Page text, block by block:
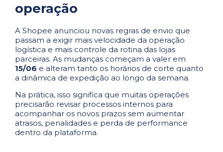
operação
A Shopee anunciou novas regras de envio que
passam a exigir mais velocidade da operação
logística e mais controle da rotina das lojas
parceiras. As mudanças começam a valer em
15/06 e alteram tanto os horários de corte quanto
a dinâmica de expedição ao longo da semana.
Na prática, isso significa que muitas operações
precisarão revisar processos internos para
acompanhar os novos prazos sem aumentar
atrasos, penalidades e perda de performance
dentro da plataforma.